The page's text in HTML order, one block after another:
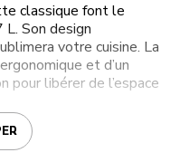
classique font le
Son design
votre cuisine. La
et d’un
pour libérer de l’espace